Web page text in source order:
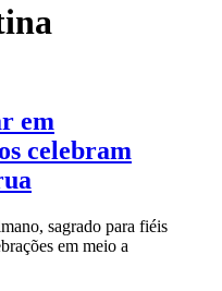
em
celebram
sagrado para fiéis
em meio a